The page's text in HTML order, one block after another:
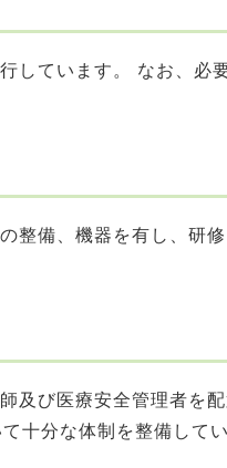
しています。 なお、必
整備、機器を有し、研
及び医療安全管理者を
十分な体制を整備してい